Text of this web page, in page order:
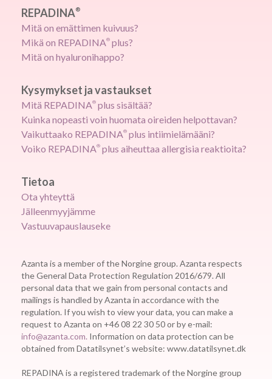
REPADINA®
Mitä on emättimen kuivuus?
Mikä on REPADINA® plus?
Mitä on hyaluronihappo?
Kysymykset ja vastaukset
Mitä REPADINA® plus sisältää?
Kuinka nopeasti voin huomata oireiden helpottavan?
Vaikuttaako REPADINA® plus intiimielämääni?
Voiko REPADINA® plus aiheuttaa allergisia reaktioita?
Tietoa
Ota yhteyttä
Jälleenmyyjämme
Vastuuvapauslauseke
Azanta is a member of the Norgine group. Azanta respects
the General Data Protection Regulation 2016/679. All
personal data that we gain from personal contacts and
mailings is handled by Azanta in accordance with the
regulation. If you wish to view your data, you can make a
request to Azanta on +46 08 22 30 50 or by e-mail:
info@azanta.com. Information on data protection can be
obtained from Datatilsynet’s website: www.datatilsynet.dk
REPADINA is a registered trademark of the Norgine group